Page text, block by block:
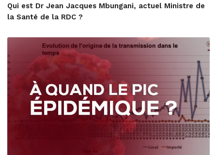
Qui est Dr Jean Jacques Mbungani, actuel Ministre de
la Santé de la RDC ?